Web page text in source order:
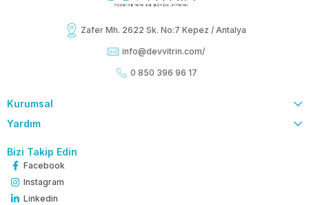
Zafer Mh. 2622 Sk. No:7 Kepez / Antalya
info@devvitrin.com/
0 850 396 96 17
Kurumsal
Yardım
Bizi Takip Edin
Facebook
Instagram
Linkedin